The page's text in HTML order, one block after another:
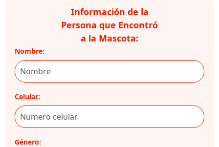
Información de la
Persona que Encontró
a la Mascota:
Nombre:
Celular:
Género: